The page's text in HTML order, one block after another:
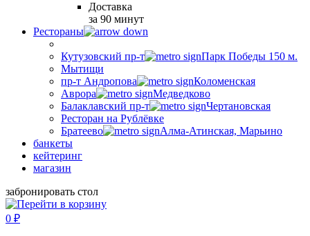
Доставка
за 90 минут
Рестораны
Кутузовский пр-т
Парк Победы 150 м.
Мытищи
пр-т Андропова
Коломенская
Аврора
Медведково
Балаклавский пр-т
Чертановская
Ресторан на Рублёвке
Братеево
Алма-Атинская, Марьино
банкеты
кейтеринг
магазин
забронировать стол
0 ₽